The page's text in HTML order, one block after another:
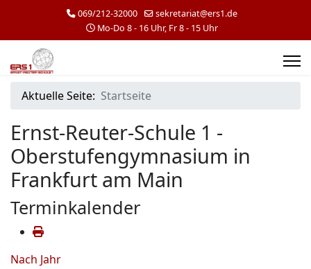
069/212-32000
sekretariat@ers1.de
Mo-Do 8 - 16 Uhr, Fr 8 - 15 Uhr
Aktuelle Seite: Startseite
Ernst-Reuter-Schule 1 -
Oberstufengymnasium in
Frankfurt am Main
Terminkalender
Nach Jahr